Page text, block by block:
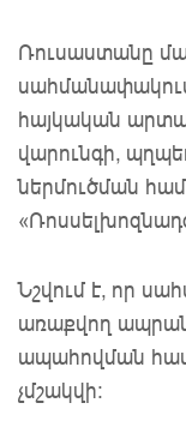
Ռուսաստանը
հայկական
վարունգի,
ներմուծման
Նշվում է, որ
առաքվող
ապահովման
չմշակվի: